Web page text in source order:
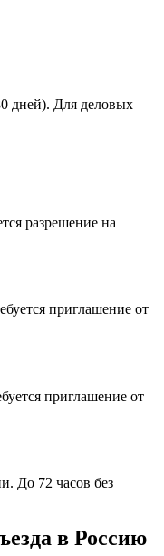
дней). Для деловых
разрешение на
приглашение от
приглашение от
До 72 часов без
в Россию